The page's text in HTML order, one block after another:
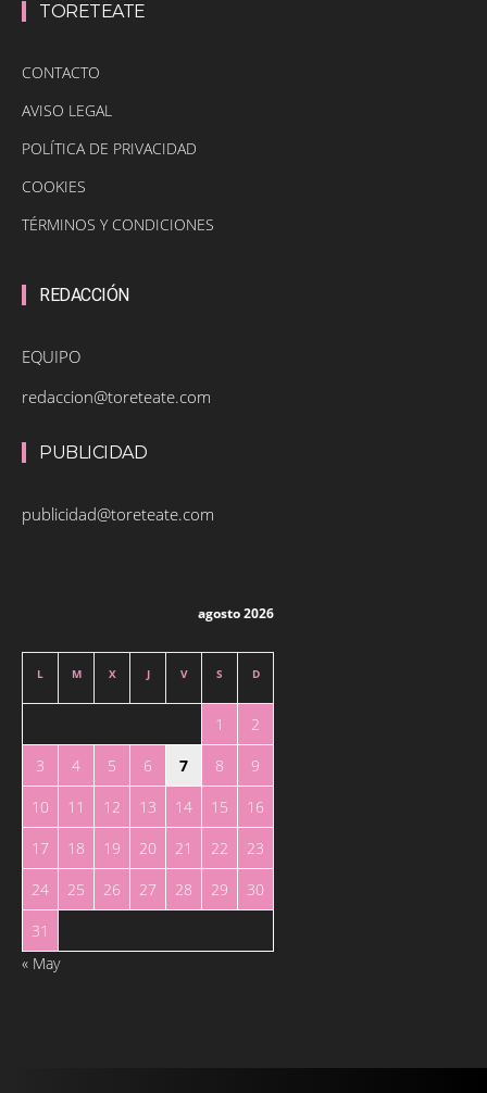
TORETEATE
CONTACTO
AVISO LEGAL
POLÍTICA DE PRIVACIDAD
COOKIES
TÉRMINOS Y CONDICIONES
REDACCIÓN
EQUIPO
redaccion@toreteate.com
PUBLICIDAD
publicidad@toreteate.com
agosto 2026
L M X J V S D
1
2
3
4 5 6 7 8
9
10
11 12 13 14 15
16
17
18 19 20 21 22
23
24
25 26 27 28 29
30
31
« May